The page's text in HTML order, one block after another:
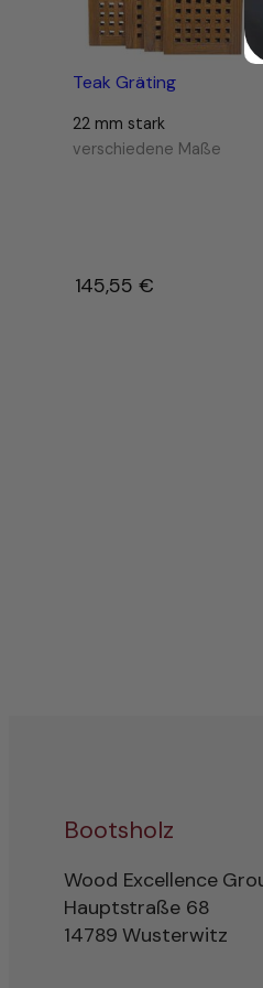
Teak Gräting
22 mm stark
verschiedene Maße
145,55 €
Bootsholz
Wood Excellence
Hauptstraße 68
14789 Wusterwitz